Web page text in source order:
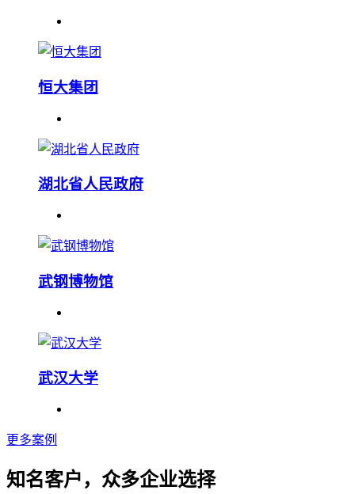
恒大集团
湖北省人民政府
武钢博物馆
武汉大学
更多案例
知名客户，众多企业选择